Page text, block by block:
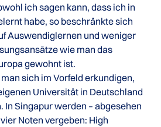
ich sagen kann, dass ich in
habe, so beschränkte sich
Auswendiglernen und weniger
wie man das
gewohnt ist.
sich im Vorfeld erkundigen,
Universität in Deutschland
Singapur werden – abgesehen
Noten vergeben: High